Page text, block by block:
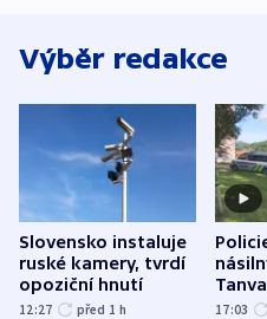
Výběr redakce
Slovensko instaluje
ruské kamery, tvrdí
opoziční hnutí
12:27 před 1 h 17:03